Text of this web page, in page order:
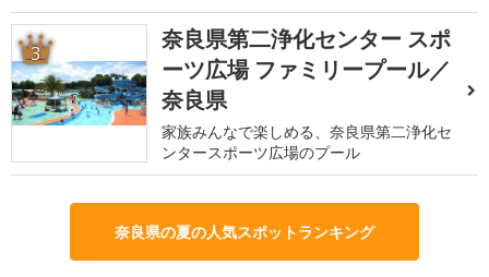
3
奈良県第二浄化センター スポ
ーツ広場 ファミリープール／
奈良県
家族みんなで楽しめる、奈良県第二浄化セ
ンタースポーツ広場のプール
奈良県の夏の人気スポットランキング